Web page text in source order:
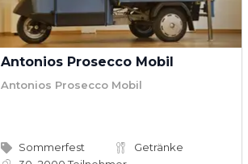
Antonios Prosecco Mobil
Antonios Prosecco Mobil
Sommerfest
Getränke